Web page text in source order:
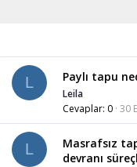
L Paylı tapu
Leila
Cevaplar 0 30
L
Masrafsız
devranı